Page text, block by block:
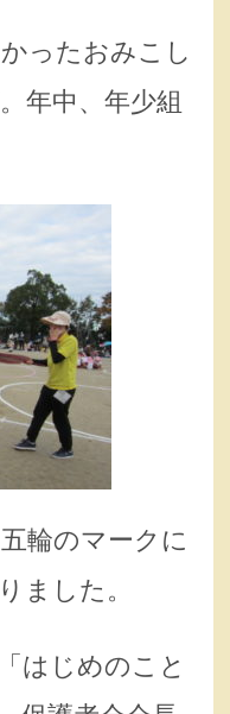
ったおみこし
年中、年少組
輪のマークに
ました。
はじめのこと